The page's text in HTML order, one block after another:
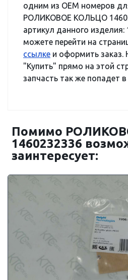
одним из OEM номеров
РОЛИКОВОЕ КОЛЬЦО
артикул данного изделия:
можете перейти на
ссылке и оформить заказ.
"Купить" прямо на этой
запчасть так же попадет в
Помимо
1460232336
заинтересует: